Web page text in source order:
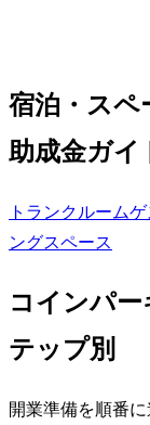
宿泊・スペ
助成金ガイ
トランクルームゲ
ングスペース
コインパ
テップ別
開業準備を順番